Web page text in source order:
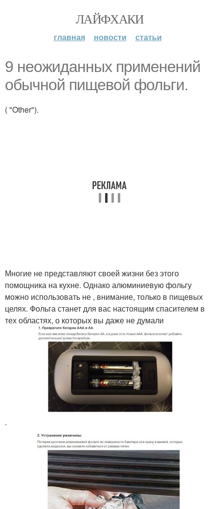
ЛАЙФХАКИ
главная новости статьи
9 неожиданных применений
обычной пищевой фольги.
( "Other").
Многие не представляют своей жизни без этого
помощника на кухне. Однако алюминиевую фольгу
можно использовать не , внимание, только в пищевых
целях. Фольга станет для вас настоящим спасителем в
тех областях, о которых вы даже не думали
.